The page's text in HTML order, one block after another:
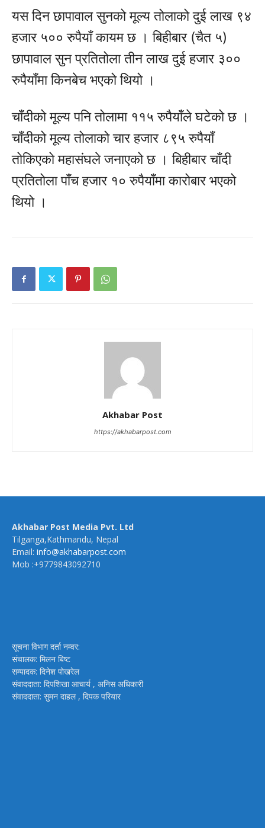
यस दिन छापावाल सुनको मूल्य तोलाको दुई लाख ९४
हजार ५०० रुपैयाँ कायम छ । बिहीबार (चैत ५)
छापावाल सुन प्रतितोला तीन लाख दुई हजार ३००
रुपैयाँमा किनबेच भएको थियो ।
चाँदीको मूल्य पनि तोलामा ११५ रुपैयाँले घटेको छ ।
चाँदीको मूल्य तोलाको चार हजार ८९५ रुपैयाँ
तोकिएको महासंघले जनाएको छ । बिहीबार चाँदी
प्रतितोला पाँच हजार १० रुपैयाँमा कारोबार भएको
थियो ।
Akhabar Post
https://akhabarpost.com
Akhabar Post Media Pvt. Ltd
Tilganga,Kathmandu, Nepal
Email: info@akhabarpost.com
Mob :+9779843092710
सूचना विभाग दर्ता नम्वर:
संचालक: मिलन बिष्ट
सम्पादक: दिनेश पोखरेल
संवाददाता: दिपशिखा आचार्य , अनिस अधिकारी
संवाददाता: सुमन दाहल , दिपक परियार